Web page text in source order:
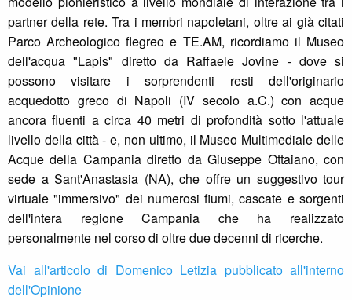
partner della rete. Tra i membri napoletani, oltre ai già citati
Parco Archeologico flegreo e TE.AM, ricordiamo il Museo
dell'acqua "Lapis" diretto da Raffaele Jovine - dove si
possono visitare i sorprendenti resti dell'originario
acquedotto greco di Napoli (IV secolo a.C.) con acque
ancora fluenti a circa 40 metri di profondità sotto l'attuale
livello della città - e, non ultimo, il Museo Multimediale delle
Acque della Campania diretto da Giuseppe Ottaiano, con
sede a Sant'Anastasia (NA), che offre un suggestivo tour
virtuale "immersivo" dei numerosi fiumi, cascate e sorgenti
dell'intera regione Campania che ha realizzato
personalmente nel corso di oltre due decenni di ricerche.
Vai all'articolo di Domenico Letizia pubblicato all'interno
dell'Opinione